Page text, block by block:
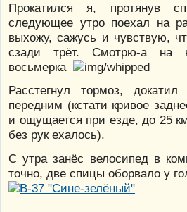
Прокатился я, протянув
следующее утро поехал на
выхожу, сажусь и чувствую,
сзади трёт. Смотрю-а на
восьмерка
Расстегнул тормоз,
передним (кстати кривое
и ощущается при езде, до 25
без рук ехалось).
С утра занёс велосипед в
точно, две спицы оборвало у